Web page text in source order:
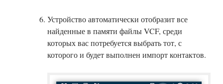
Устройство автоматически отобразит все
найденные в памяти файлы VCF, среди
которых вас потребуется выбрать тот, с
которого и будет выполнен импорт контактов.